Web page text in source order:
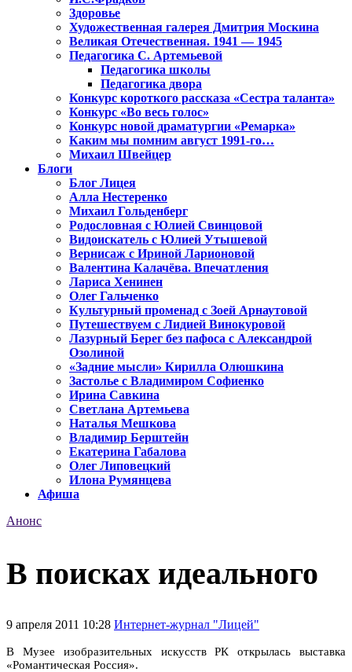
Здоровье
Художественная галерея Дмитрия Москина
Великая Отечественная. 1941 — 1945
Педагогика С. Артемьевой
Педагогика школы
Педагогика двора
Конкурс короткого рассказа «Сестра таланта»
Конкурс «Во весь голос»
Конкурс новой драматургии «Ремарка»
Каким мы помним август 1991-го…
Михаил Швейцер
Блоги
Блог Лицея
Алла Нестеренко
Михаил Гольденберг
Родословная с Юлией Свинцовой
Видоискатель с Юлией Утышевой
Вернисаж с Ириной Ларионовой
Валентина Калачёва. Впечатления
Лариса Хенинен
Олег Гальченко
Культурный променад с Зоей Арнаутовой
Путешествуем с Лидией Винокуровой
Лазурный Берег без пафоса с Александрой
Озолиной
«Задние мысли» Кирилла Олюшкина
Застолье с Владимиром Софиенко
Ирина Савкина
Светлана Артемьева
Наталья Мешкова
Владимир Берштейн
Екатерина Габалова
Олег Липовецкий
Илона Румянцева
Афиша
Анонс
В поисках идеального
9 апреля 2011 10:28 Интернет-журнал "Лицей"
В Музее изобразительных искусств РК открылась выставка
«Романтическая Россия».